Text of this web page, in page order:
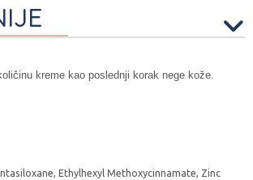
kreme kao poslednji korak nege kože.
Ethylhexyl Methoxycinnamate, Zinc